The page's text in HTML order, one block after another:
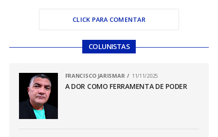
CLICK PARA COMENTAR
COLUNISTAS
FRANCISCO JARISMAR 11/11/2025
A DOR COMO FERRAMENTA DE PODER